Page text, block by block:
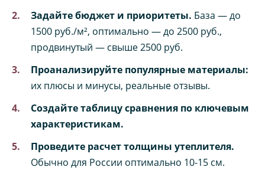
Задайте бюджет и приоритеты. База — до
1500 руб./м², оптимально — до 2500 руб.,
продвинутый — свыше 2500 руб.
Проанализируйте популярные материалы:
их плюсы и минусы, реальные отзывы.
Создайте таблицу сравнения по ключевым
характеристикам.
Проведите расчет толщины утеплителя.
Обычно для России оптимально 10-15 см.